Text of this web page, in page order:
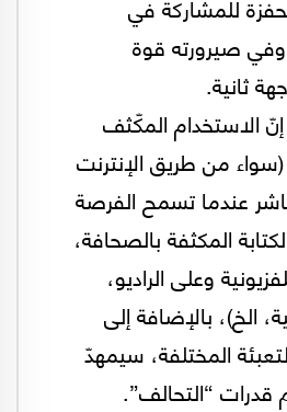
صيرورته قوة
ثانية.
الاستخدام المكّثف
من طريق الإنترنت
عندما تسمح الفرصة
المكثفة بالصحافة،
وعلى الراديو،
الخ)، بالإضافة إلى
المختلفة، سيمهدّ
قدرات “التحالف”.